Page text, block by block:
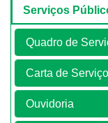
Serviços
Quadro de
Carta de
Ouvidoria